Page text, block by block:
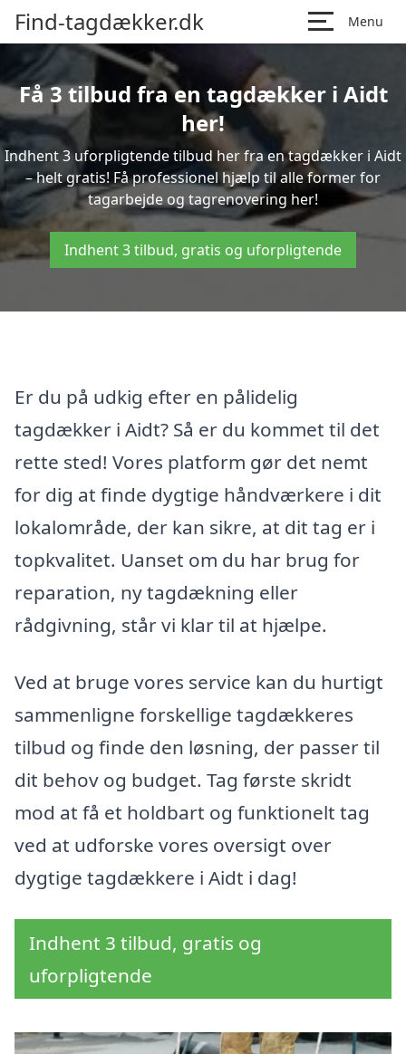
Find-tagdækker.dk Menu
Få 3 tilbud fra en tagdækker i Aidt
her!
Indhent 3 uforpligtende tilbud her fra en tagdækker i Aidt
– helt gratis! Få professionel hjælp til alle former for
tagarbejde og tagrenovering her!
Indhent 3 tilbud, gratis og uforpligtende
Er du på udkig efter en pålidelig
tagdækker i Aidt? Så er du kommet til det
rette sted! Vores platform gør det nemt
for dig at finde dygtige håndværkere i dit
lokalområde, der kan sikre, at dit tag er i
topkvalitet. Uanset om du har brug for
reparation, ny tagdækning eller
rådgivning, står vi klar til at hjælpe.
Ved at bruge vores service kan du hurtigt
sammenligne forskellige tagdækkeres
tilbud og finde den løsning, der passer til
dit behov og budget. Tag første skridt
mod at få et holdbart og funktionelt tag
ved at udforske vores oversigt over
dygtige tagdækkere i Aidt i dag!
Indhent 3 tilbud, gratis og
uforpligtende